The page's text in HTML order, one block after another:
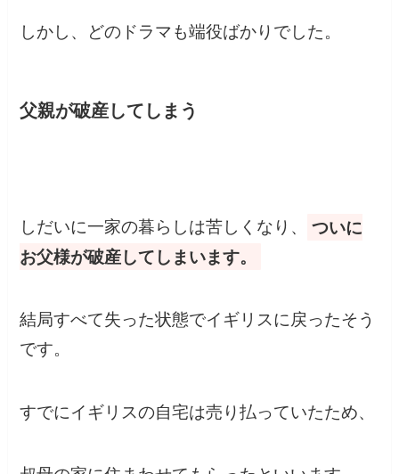
しかし、どのドラマも端役ばかりでした。
父親が破産してしまう
しだいに一家の暮らしは苦しくなり、
ついに
お父様が破産してしまいます。
結局すべて失った状態でイギリスに戻ったそう
です。
すでにイギリスの自宅は売り払っていたため、